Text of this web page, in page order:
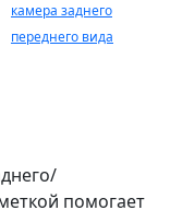
камера заднего
переднего вида
помогает